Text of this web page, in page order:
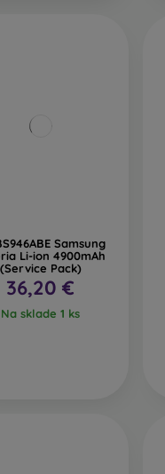
Samsung
Li-ion 4900mAh
(Service Pack)
36,20 €
Na sklade 1 ks